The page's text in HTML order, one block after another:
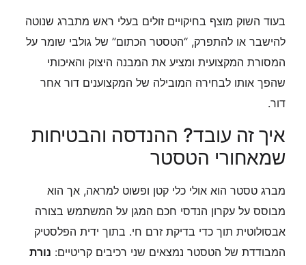
בעוד השוק מוצף בחיקויים זולים בעלי ראש מתברג שנוטה
להישבר או להתפרק, “הטסטר הכתום” של גולבי שומר על
המסורת המקצועית ומציע את המבנה היצוק והאיכותי
שהפך אותו לבחירה המובילה של המקצוענים דור אחר
דור.
איך זה עובד? ההנדסה והבטיחות
שמאחורי הטסטר
מברג טסטר הוא אולי כלי קטן ופשוט למראה, אך הוא
מבוסס על עקרון הנדסי חכם המגן על המשתמש בצורה
אבסולוטית תוך כדי בדיקת זרם חי. בתוך ידית הפלסטיק
המבודדת של הטסטר נמצאים שני רכיבים קריטיים: נורת